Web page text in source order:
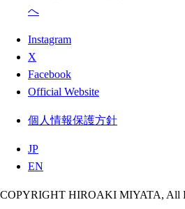
へ
Instagram
X
Facebook
Official Website
個人情報保護方針
JP
EN
COPYRIGHT HIROAKI MIYATA, All